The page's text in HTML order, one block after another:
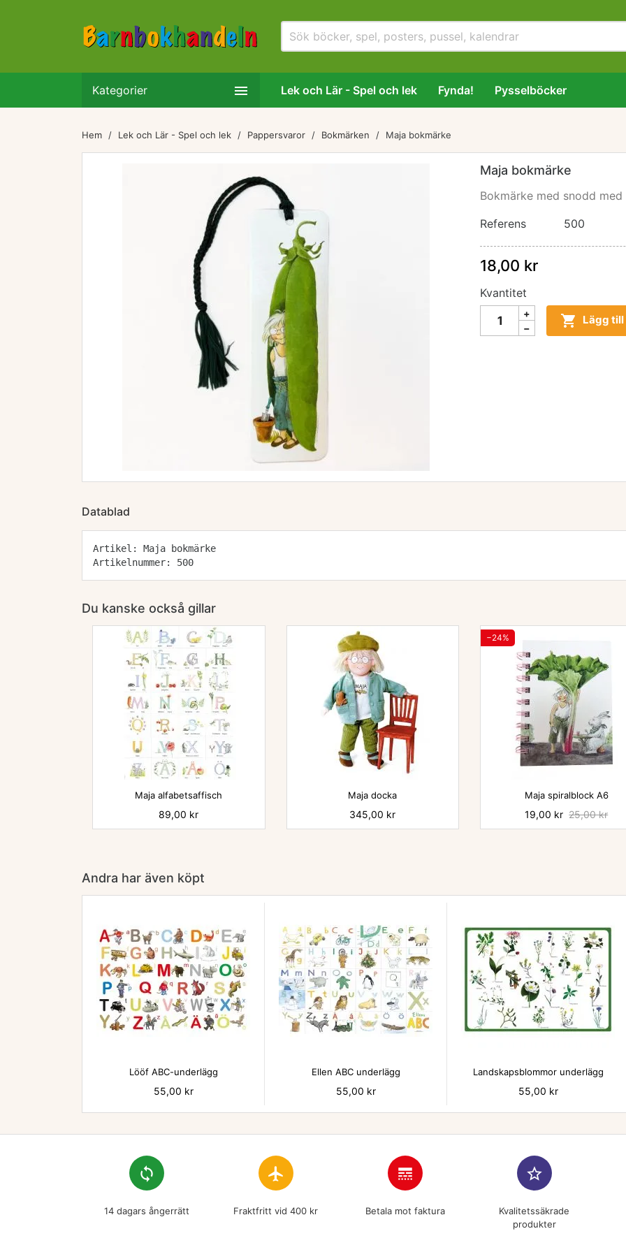
Kategorier  Lek och Lär - Spel och lek Fynda! Pysselböcker
Hem Lek och Lär - Spel och lek Pappersvaror Bokmärken Maja bokmärke
Maja bokmärke
Bokmärke med snodd
Referens
500
18,00 kr
Kvantitet
 Lägg
Datablad
Artikel: Maja bokmärke
Artikelnummer: 500
Du kanske också gillar

Maja alfabetsaffisch
Pris
89,00 kr

Maja docka
Pris
345,00 kr
−24%

Maja spiralblock A6
Pris
19,00 kr Baspris
25,00 kr
Andra har även köpt

Lööf ABC-underlägg
Pris
55,00 kr

Ellen ABC underlägg
Pris
55,00 kr
Landskapsblommor underlägg
Pris
55,00 kr
loop
14 dagars ångerrätt
flight
Fraktfritt vid 400 kr
line_style
Betala mot faktura
star_border
Kvalitetssäkrade
produkter